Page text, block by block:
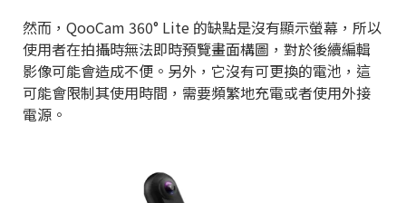
然而，QooCam 360° Lite 的缺點是沒有顯示螢幕，所以
使用者在拍攝時無法即時預覽畫面構圖，對於後續編輯
影像可能會造成不便。另外，它沒有可更換的電池，這
可能會限制其使用時間，需要頻繁地充電或者使用外接
電源。